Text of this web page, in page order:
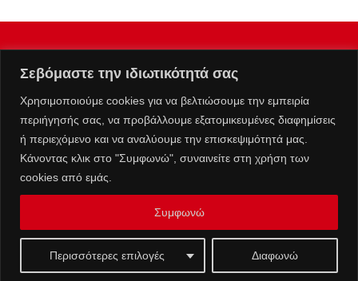
Σεβόμαστε την ιδιωτικότητά σας
Χρησιμοποιούμε cookies για να βελτιώσουμε την εμπειρία
περιήγησής σας, να προβάλλουμε εξατομικευμένες διαφημίσεις
ή περιεχόμενο και να αναλύουμε την επισκεψιμότητά μας.
Κάνοντας κλικ στο "Συμφωνώ", συναινείτε στη χρήση των
cookies από εμάς.
Περισσότερες επιλογές Διαφωνώ
Συμφωνώ
info@kolafos.gr
Ταυτότητα Πολιτική Απορρήτου Όροι Χρήσης